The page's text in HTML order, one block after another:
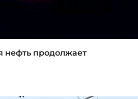
нефть продолжает